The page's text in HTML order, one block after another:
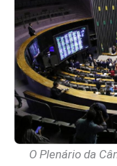
O Plenário da